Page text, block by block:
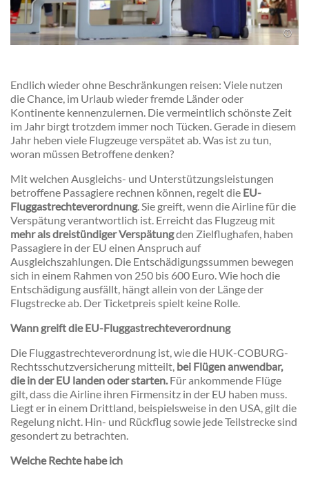
Endlich wieder ohne Beschränkungen reisen: Viele nutzen
die Chance, im Urlaub wieder fremde Länder oder
Kontinente kennenzulernen. Die vermeintlich schönste Zeit
im Jahr birgt trotzdem immer noch Tücken. Gerade in diesem
Jahr heben viele Flugzeuge verspätet ab. Was ist zu tun,
woran müssen Betroffene denken?
Mit welchen Ausgleichs- und Unterstützungsleistungen
betroffene Passagiere rechnen können, regelt die EU-
Fluggastrechteverordnung. Sie greift, wenn die Airline für die
Verspätung verantwortlich ist. Erreicht das Flugzeug mit
mehr als dreistündiger Verspätungden Zielflughafen, haben
Passagiere in der EU einen Anspruch auf
Ausgleichszahlungen. Die Entschädigungssummen bewegen
sich in einem Rahmen von 250 bis 600 Euro. Wie hoch die
Entschädigung ausfällt, hängt allein von der Länge der
Flugstrecke ab. Der Ticketpreis spielt keine Rolle.
Wann greift die EU-Fluggastrechteverordnung
Die Fluggastrechteverordnung ist, wie die HUK-COBURG-
Rechtsschutzversicherung mitteilt, bei Flügen anwendbar,
die in der EU landen oder starten.Für ankommende Flüge
gilt, dass die Airline ihren Firmensitz in der EU haben muss.
Liegt er in einem Drittland, beispielsweise in den USA, gilt die
Regelung nicht. Hin- und Rückflug sowie jede Teilstrecke sind
gesondert zu betrachten.
Welche Rechte habe ich